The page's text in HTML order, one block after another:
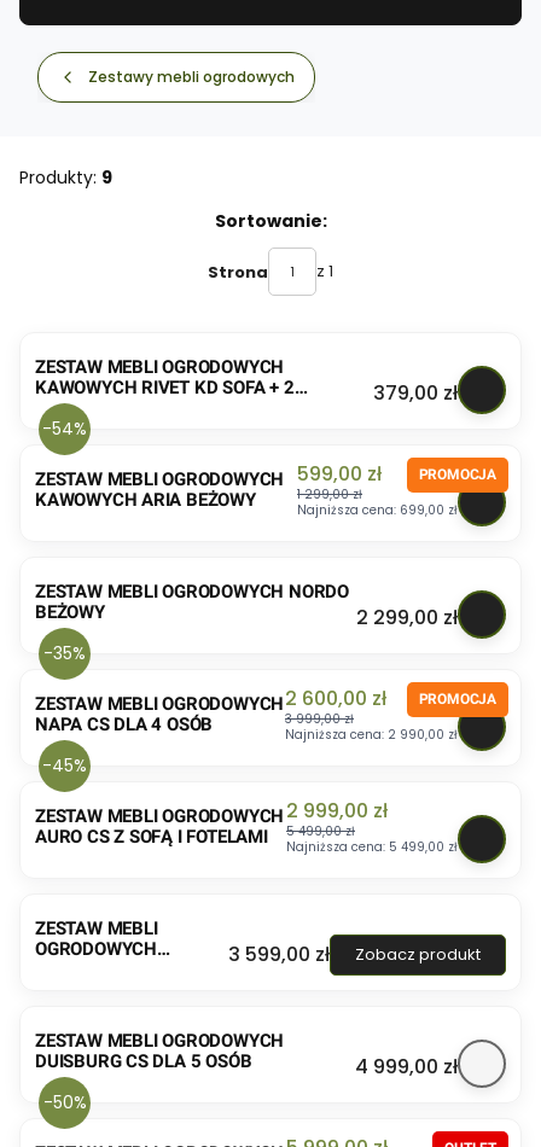
Zestawy mebli ogrodowych
Produkty: 9
Sortowanie:
Strona z 1
ZESTAW MEBLI OGRODOWYCH
KAWOWYCH RIVET KD SOFA + 2
KRZESŁA + STOLIK
Cena
379,00 zł
ZESTAW MEBLI OGRODOWYCH
KAWOWYCH ARIA BEŻOWY
Cena promocyjna
599,00 zł
1 299,00 zł
-54%
Najniższa cena: 699,00 zł
ZESTAW MEBLI OGRODOWYCH NORDO
BEŻOWY
Cena
2 299,00 zł
ZESTAW MEBLI OGRODOWYCH
NAPA CS DLA 4 OSÓB
Cena promocyjna
2 600,00 zł
3 999,00 zł
-35%
Najniższa cena: 2 990,00 zł
ZESTAW MEBLI OGRODOWYCH
AURO CS Z SOFĄ I FOTELAMI
Cena promocyjna
2 999,00 zł
5 499,00 zł
-45%
Najniższa cena: 5 499,00 zł
ZESTAW MEBLI
OGRODOWYCH
Cena
3 599,00 zł Zobacz produkt
ZESTAW MEBLI OGRODOWYCH
DUISBURG CS DLA 5 OSÓB
Cena
4 999,00 zł
-50%